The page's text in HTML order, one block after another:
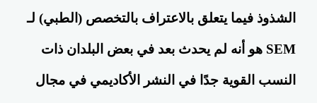
الشذوذ فيما يتعلق بالاعتراف بالتخصص (الطبي) لـ
SEM هو أنه لم يحدث بعد في بعض البلدان ذات
النسب القوية جدًا في النشر الأكاديمي في مجال